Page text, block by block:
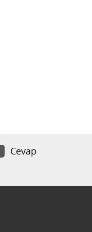
Cevap